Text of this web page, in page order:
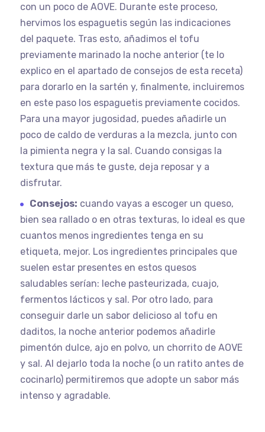
con un poco de AOVE. Durante este proceso,
hervimos los espaguetis según las indicaciones
del paquete. Tras esto, añadimos el tofu
previamente marinado la noche anterior (te lo
explico en el apartado de consejos de esta receta)
para dorarlo en la sartén y, finalmente, incluiremos
en este paso los espaguetis previamente cocidos.
Para una mayor jugosidad, puedes añadirle un
poco de caldo de verduras a la mezcla, junto con
la pimienta negra y la sal. Cuando consigas la
textura que más te guste, deja reposar y a
disfrutar.
Consejos: cuando vayas a escoger un queso,
bien sea rallado o en otras texturas, lo ideal es que
cuantos menos ingredientes tenga en su
etiqueta, mejor. Los ingredientes principales que
suelen estar presentes en estos quesos
saludables serían: leche pasteurizada, cuajo,
fermentos lácticos y sal. Por otro lado, para
conseguir darle un sabor delicioso al tofu en
daditos, la noche anterior podemos añadirle
pimentón dulce, ajo en polvo, un chorrito de AOVE
y sal. Al dejarlo toda la noche (o un ratito antes de
cocinarlo) permitiremos que adopte un sabor más
intenso y agradable.